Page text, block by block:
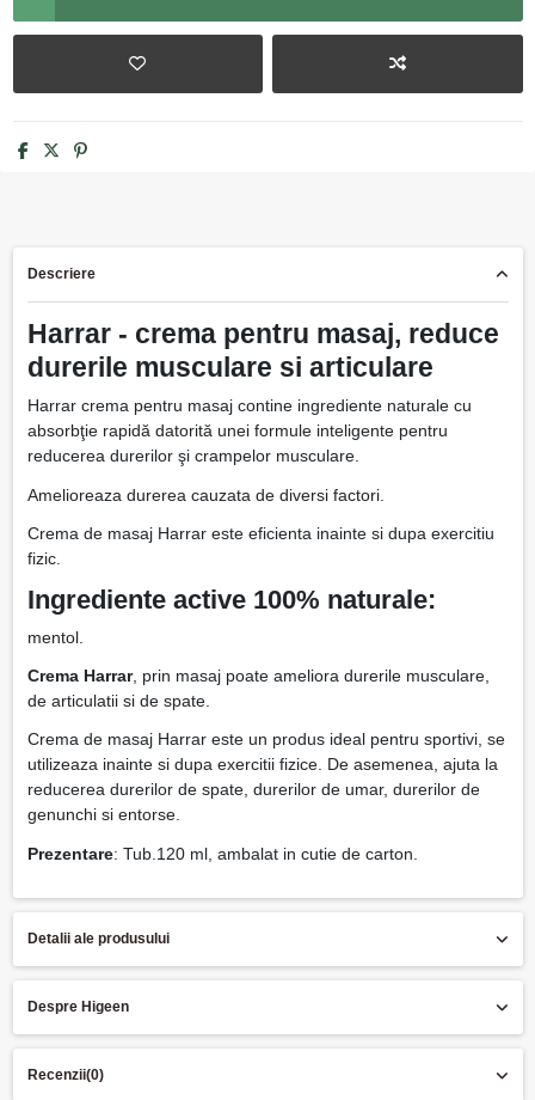
Descriere
Harrar - crema pentru masaj, reduce
durerile musculare si articulare
Harrar crema pentru masaj contine ingrediente naturale cu
absorbţie rapidă datorită unei formule inteligente pentru
reducerea durerilor şi crampelor musculare.
Amelioreaza durerea cauzata de diversi factori.
Crema de masaj Harrar este eficienta inainte si dupa exercitiu
fizic.
Ingredienteactive 100% naturale:
mentol.
Crema Harrar, prin masaj poate ameliora durerile musculare,
de articulatii si de spate.
Crema de masaj Harrar este un produs ideal pentru sportivi, se
utilizeaza inainte si dupa exercitii fizice. De asemenea, ajuta la
reducerea durerilor de spate, durerilor de umar, durerilor de
genunchi si entorse.
Prezentare: Tub.120 ml, ambalat in cutie de carton.
Detalii ale produsului
Despre Higeen
Recenzii(0)